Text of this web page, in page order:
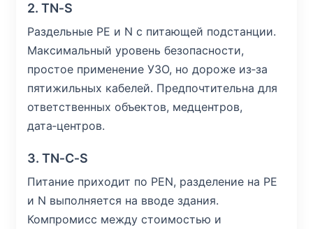
2. TN‑S
Раздельные PE и N с питающей подстанции.
Максимальный уровень безопасности,
простое применение УЗО, но дороже из‑за
пятижильных кабелей. Предпочтительна для
ответственных объектов, медцентров,
дата‑центров.
3. TN‑C‑S
Питание приходит по PEN, разделение на PE
и N выполняется на вводе здания.
Компромисс между стоимостью и